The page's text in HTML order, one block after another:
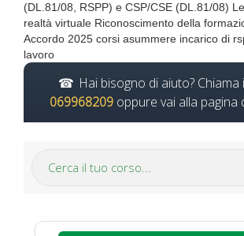
(DL.81/08, RSPP) e CSP/CSE (DL.81/08)
realtà virtuale Riconoscimento della
Accordo 2025 corsi asummere incarico di
lavoro
Hai bisogno di aiuto? Chiama
069968209 oppure vai alla pagina